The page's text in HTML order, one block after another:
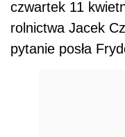
czwartek 11
rolnictwa Jacek
pytanie posła